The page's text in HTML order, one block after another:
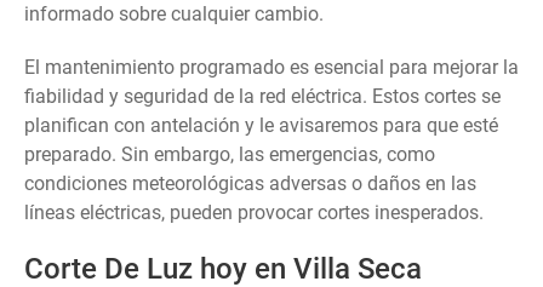
informado sobre cualquier cambio.
El mantenimiento programado es esencial para mejorar la
fiabilidad y seguridad de la red eléctrica. Estos cortes se
planifican con antelación y le avisaremos para que esté
preparado. Sin embargo, las emergencias, como
condiciones meteorológicas adversas o daños en las
líneas eléctricas, pueden provocar cortes inesperados.
Corte De Luz hoy en Villa Seca